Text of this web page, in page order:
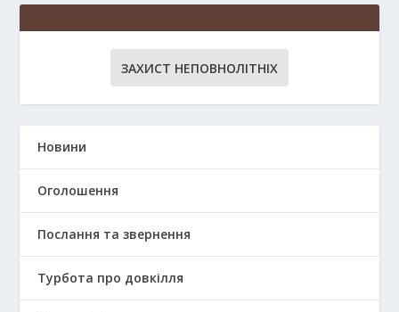
ЗАХИСТ НЕПОВНОЛІТНІХ
Новини
Оголошення
Послання та звернення
Турбота про довкілля